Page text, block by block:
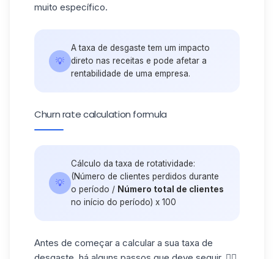
muito específico.
💡
A taxa de desgaste tem um impacto
direto nas receitas e pode afetar a
rentabilidade de uma empresa.
Churn rate calculation formula
💡
Cálculo da taxa de rotatividade:
(Número de clientes perdidos durante
o período / Número total de clientes
no início do período) x 100
Antes de começar a calcular a sua taxa de